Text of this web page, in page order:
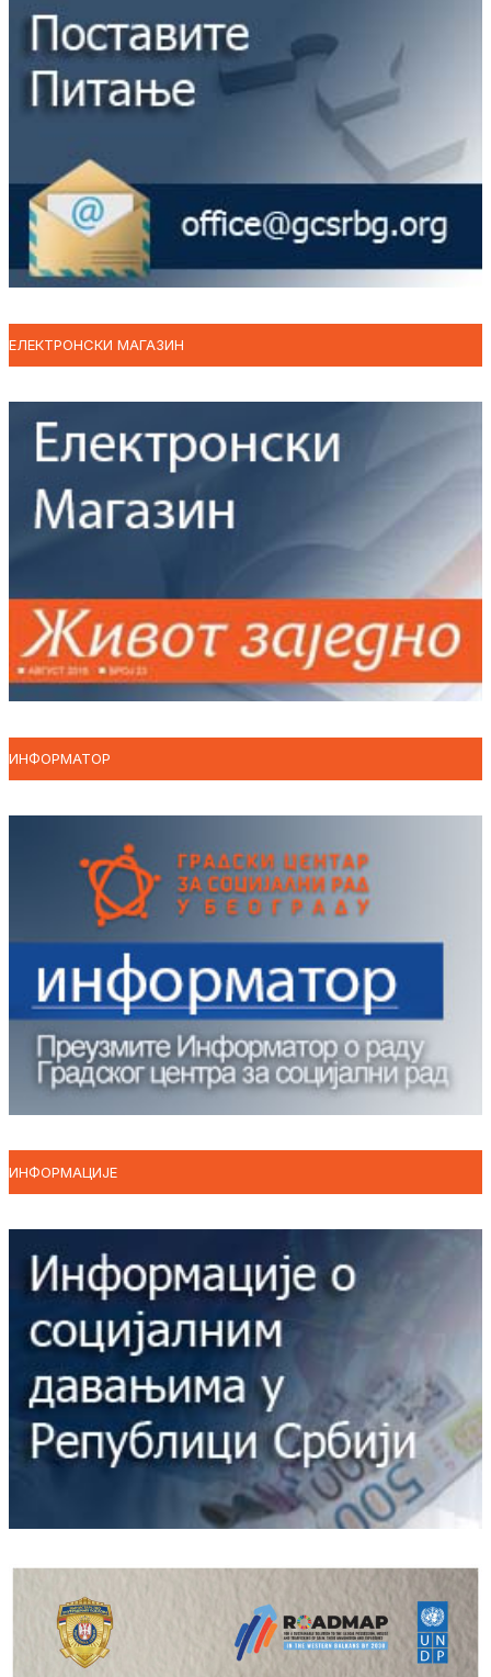
ЕЛЕКТРОНСКИ МАГАЗИН
ИНФОРМАТОР
ИНФОРМАЦИЈЕ